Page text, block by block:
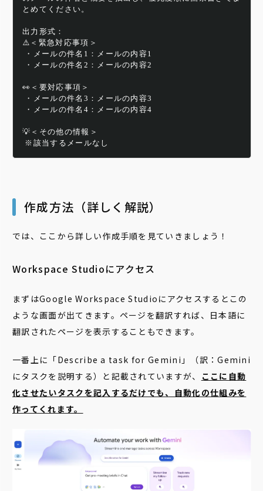
とめてください。
出力形式：
⚠️＜緊急対応事項＞
・メールの件名1：メールの内容1
・メールの件名2：メールの内容2
👀＜要対応事項＞
・メールの件名3：メールの内容3
・メールの件名4：メールの内容4
💡＜その他の情報＞
※該当するメールなし
作成方法（詳しく解説）
では、ここから詳しい作成手順を見ていきましょう！
Workspace Studioにアクセス
まずはGoogle Workspace Studioにアクセスするとこの
ような画面が出てきます。ページを翻訳すれば、日本語に
翻訳されたページを表示することもできます。
一番上に「Describe a task for Gemini」（訳：Gemini
にタスクを説明する）と記載されていますが、
ここに自動
化させたいタスクを記入するだけでも、自動化の仕組みを
作ってくれます。